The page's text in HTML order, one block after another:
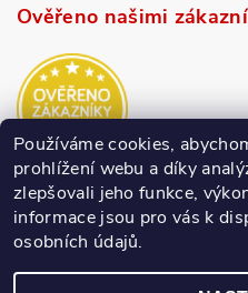
Ověřeno našimi
Používáme cookies,
prohlížení webu a díky
zlepšovali jeho funkce,
informace jsou pro vás k
osobních údajů.